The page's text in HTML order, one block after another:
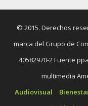
© 2015. Derechos
marca del Grupo de
40582970-2 Fuente
multimedia
Audiovisual